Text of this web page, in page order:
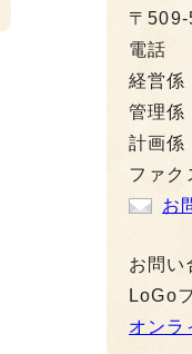
〒
電話
経営
管理
計画係
ファ
お
お問い
LoGo
オンラ